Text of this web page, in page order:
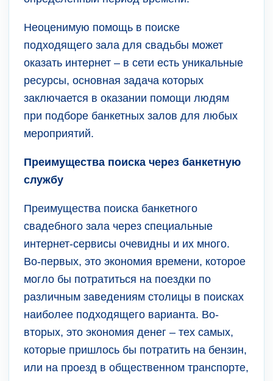
Неоценимую помощь в поиске
подходящего зала для свадьбы может
оказать интернет – в сети есть уникальные
ресурсы, основная задача которых
заключается в оказании помощи людям
при подборе банкетных залов для любых
мероприятий.
Преимущества поиска через банкетную
службу
Преимущества поиска банкетного
свадебного зала через специальные
интернет-сервисы очевидны и их много.
Во-первых, это экономия времени, которое
могло бы потратиться на поездки по
различным заведениям столицы в поисках
наиболее подходящего варианта. Во-
вторых, это экономия денег – тех самых,
которые пришлось бы потратить на бензин,
или на проезд в общественном транспорте,